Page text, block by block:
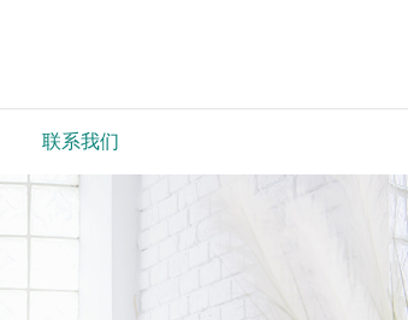
联系我们